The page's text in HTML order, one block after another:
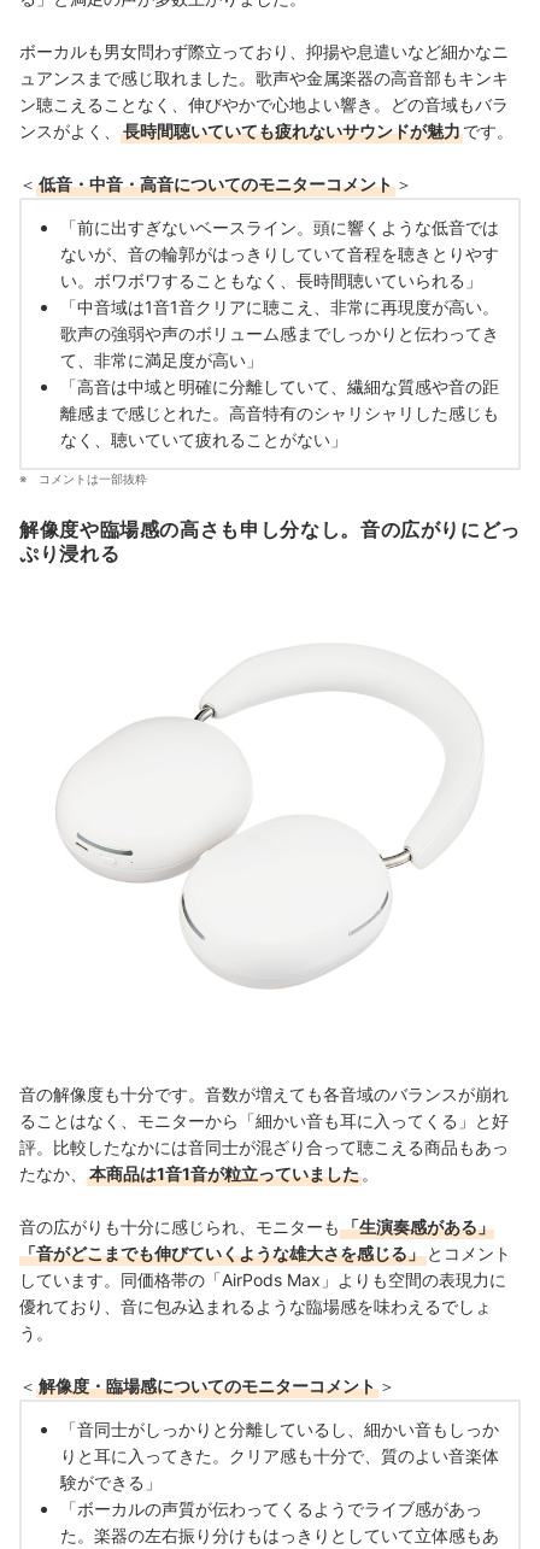
ボーカルも男女問わず際立っており、抑揚や息遣いなど細かなニ
ュアンスまで感じ取れました。歌声や金属楽器の高音部もキンキ
ン聴こえることなく、伸びやかで心地よい響き。どの音域もバラ
ンスがよく、
長時間聴いていても疲れないサウンドが魅力です。
＜ 低音・中音・高音についてのモニターコメント ＞
「前に出すぎないベースライン。頭に響くような低音では
ないが、音の輪郭がはっきりしていて音程を聴きとりやす
い。ボワボワすることもなく、長時間聴いていられる」
「中音域は1音1音クリアに聴こえ、非常に再現度が高い。
歌声の強弱や声のボリューム感までしっかりと伝わってき
て、非常に満足度が高い」
「高音は中域と明確に分離していて、繊細な質感や音の距
離感まで感じとれた。高音特有のシャリシャリした感じも
なく、聴いていて疲れることがない」
コメントは一部抜粋
解像度や臨場感の高さも申し分なし。音の広がりにどっ
ぷり浸れる
音の解像度も十分です。音数が増えても各音域のバランスが崩れ
ることはなく、モニターから「細かい音も耳に入ってくる」と好
評。比較したなかには音同士が混ざり合って聴こえる商品もあっ
たなか、
本商品は1音1音が粒立っていました 。
音の広がりも十分に感じられ、モニターも 「生演奏感がある」
「音がどこまでも伸びていくような雄大さを感じる」 とコメント
しています。同価格帯の「AirPods Max」よりも空間の表現力に
優れており、音に包み込まれるような臨場感を味わえるでしょ
う。
＜ 解像度・臨場感についてのモニターコメント ＞
「音同士がしっかりと分離しているし、細かい音もしっか
りと耳に入ってきた。クリア感も十分で、質のよい音楽体
験ができる」
「ボーカルの声質が伝わってくるようでライブ感があっ
た。楽器の左右振り分けもはっきりとしていて立体感もあ